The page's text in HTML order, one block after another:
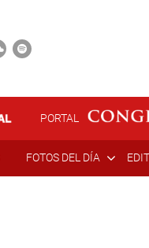
PORTAL
FOTOS DEL DÍA